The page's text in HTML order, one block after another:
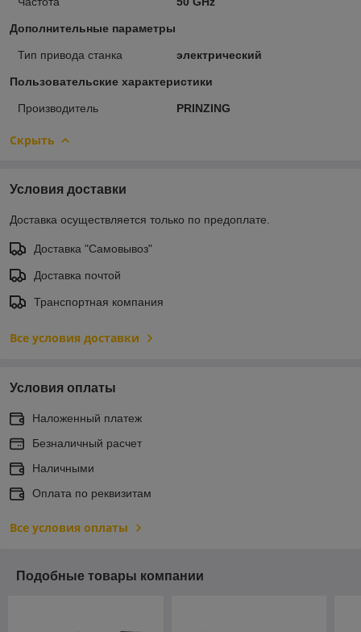
Дополнительные параметры
Тип привода станка электрический
Пользовательские характеристики
Производитель PRINZING
Скрыть
Условия доставки
Доставка осуществляется только по предоплате.
Доставка "Самовывоз"
Доставка почтой
Транспортная компания
Все условия доставки
Условия оплаты
Наложенный платеж
Безналичный расчет
Наличными
Оплата по реквизитам
Все условия оплаты
Подобные товары компании